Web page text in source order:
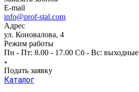
E-mail
info@prof-stal.com
Адрес
ул. Коновалова, 4
Режим работы
Пн - Пт: 8.00 - 17.00 Сб - Вс: выходные
Подать заявку
Каталог